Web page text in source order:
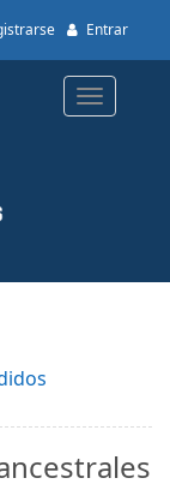
Entrar
Toggle